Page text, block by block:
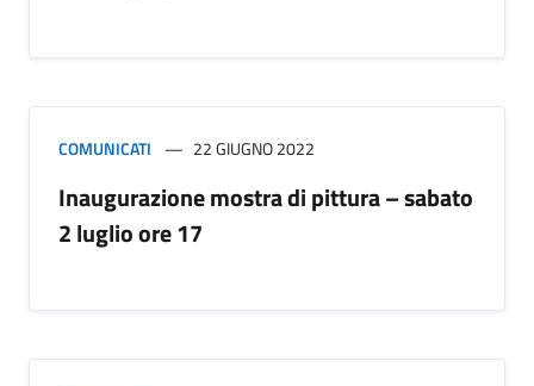
COMUNICATI 22 GIUGNO 2022
Inaugurazione mostra di pittura – sabato
2 luglio ore 17